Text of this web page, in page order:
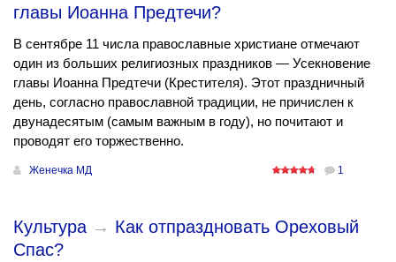
главы Иоанна Предтечи?
В сентябре 11 числа православные христиане отмечают
один из больших религиозных праздников — Усекновение
главы Иоанна Предтечи (Крестителя). Этот праздничный
день, согласно православной традиции, не причислен к
двунадесятым (самым важным в году), но почитают и
проводят его торжественно.
Женечка МД 1
Культура → Как отпраздновать Ореховый
Спас?